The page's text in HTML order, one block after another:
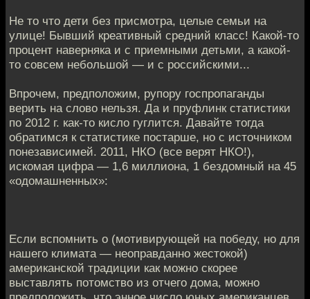
Не то что дети без присмотра, целые семьи на
улице! Бывший креативный средний класс! Какой-то
процент наверняка и с приемными детьми, а какой-
то совсем небольшой — и с российскими...
Впрочем, предположим, рупору госпропаганды
верить на слово нельзя. Да и пруфлинк статистики
по 2012 г. как-то кисло гуглится. Давайте тогда
обратимся к статистике постарше, но с источником
понезависимей. 2011, НКО (все верят НКО!),
искомая цифра — 1,6 миллиона, 1 бездомный на 45
«одомашненных»:
Если вспомнить о (мотивирующей на победу, но для
нашего климата — неоправданно жестокой)
американской традиции как можно скорее
выставлять потомство из отчего дома, можно